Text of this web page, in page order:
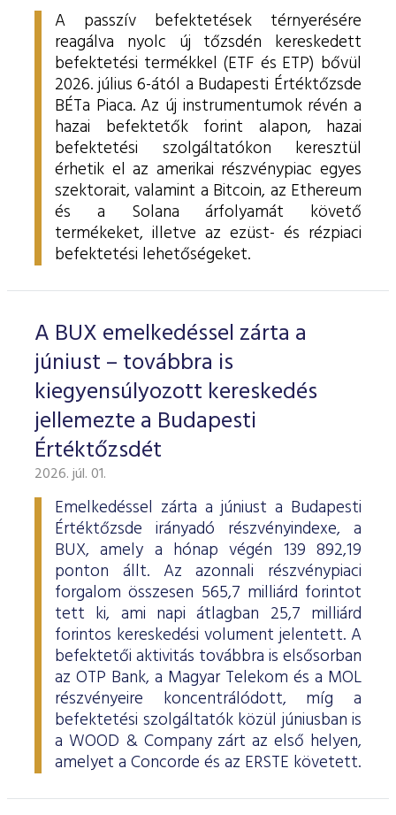
A passzív befektetések térnyerésére
reagálva nyolc új tőzsdén kereskedett
befektetési termékkel (ETF és ETP) bővül
2026. július 6-ától a Budapesti Értéktőzsde
BÉTa Piaca. Az új instrumentumok révén a
hazai befektetők forint alapon, hazai
befektetési szolgáltatókon keresztül
érhetik el az amerikai részvénypiac egyes
szektorait, valamint a Bitcoin, az Ethereum
és a Solana árfolyamát követő
termékeket, illetve az ezüst- és rézpiaci
befektetési lehetőségeket.
A BUX emelkedéssel zárta a
júniust – továbbra is
kiegyensúlyozott kereskedés
jellemezte a Budapesti
Értéktőzsdét
2026. júl. 01.
Emelkedéssel zárta a júniust a Budapesti
Értéktőzsde irányadó részvényindexe, a
BUX, amely a hónap végén 139 892,19
ponton állt. Az azonnali részvénypiaci
forgalom összesen 565,7 milliárd forintot
tett ki, ami napi átlagban 25,7 milliárd
forintos kereskedési volument jelentett. A
befektetői aktivitás továbbra is elsősorban
az OTP Bank, a Magyar Telekom és a MOL
részvényeire koncentrálódott, míg a
befektetési szolgáltatók közül júniusban is
a WOOD & Company zárt az első helyen,
amelyet a Concorde és az ERSTE követett.